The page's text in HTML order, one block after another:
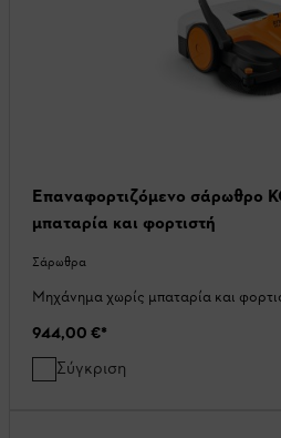
Επαναφορτιζόμενο σάρωθρο
μπαταρία και φορτιστή
Σάρωθρα
Μηχάνημα χωρίς μπαταρία και
944,00 €*
Σύγκριση